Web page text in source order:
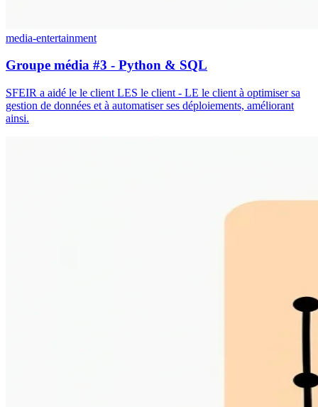
media-entertainment
Groupe média #3 - Python & SQL
SFEIR a aidé le le client LES le client - LE le client à optimiser sa
gestion de données et à automatiser ses déploiements, améliorant
ainsi.